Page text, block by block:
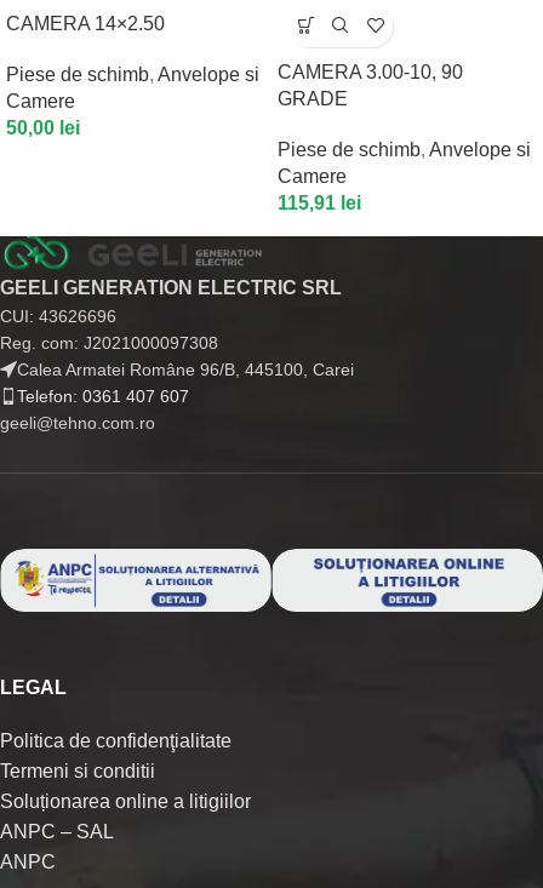
CAMERA 14×2.50
Piese de schimb, Anvelope si
Camere
50,00 lei
CAMERA 3.00-10, 90
GRADE
Piese de schimb, Anvelope si
Camere
115,91 lei
GEELI GENERATION ELECTRIC SRL
CUI: 43626696
Reg. com: J2021000097308
Calea Armatei Române 96/B, 445100, Carei
Telefon: 0361 407 607
geeli@tehno.com.ro
LEGAL
Politica de confidenţialitate
Termeni si conditii
Soluționarea online a litigiilor
ANPC – SAL
ANPC